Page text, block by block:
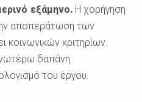
εξάμηνο. Η χορήγηση
αποπεράτωση των
κοινωνικών κριτηρίων.
δαπάνη
του έργου.